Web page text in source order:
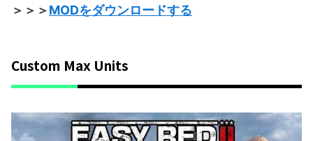
＞＞＞MODをダウンロードする
Custom Max Units